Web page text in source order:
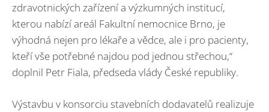
zdravotnických zařízení a výzkumných institucí,
kterou nabízí areál Fakultní nemocnice Brno, je
výhodná nejen pro lékaře a vědce, ale i pro pacienty,
kteří vše potřebné najdou pod jednou střechou,“
doplnil Petr Fiala, předseda vlády České republiky.
Výstavbu v konsorciu stavebních dodavatelů realizuje